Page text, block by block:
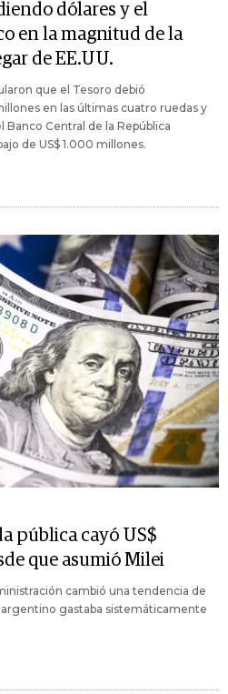
dólares y el
en la magnitud de la
de EE.UU.
que el Tesoro debió
en las últimas cuatro ruedas y
Banco Central de la República
de US$ 1.000 millones.
pública cayó US$
que asumió Milei
cambió una tendencia de
argentino gastaba sistemáticamente